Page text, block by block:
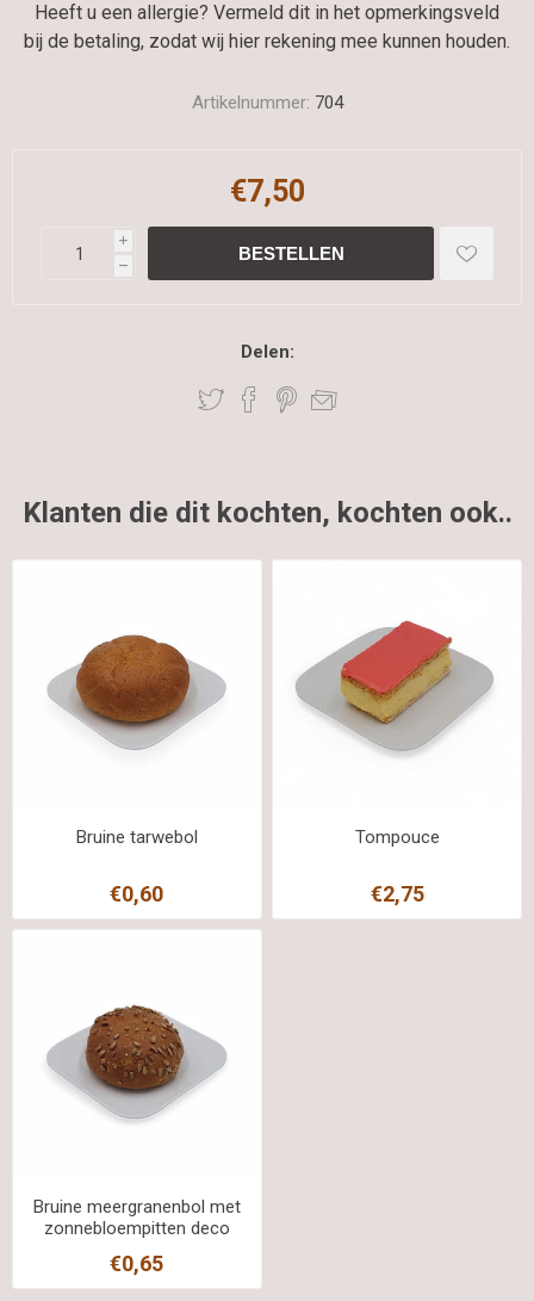
Heeft u een allergie? Vermeld dit in het opmerkingsveld
bij de betaling, zodat wij hier rekening mee kunnen houden.
Artikelnummer: 704
€7,50
i
h
Delen:
Klanten die dit kochten, kochten ook..
Bruine tarwebol
€0,60
Tompouce
€2,75
Bruine meergranenbol met
zonnebloempitten deco
€0,65